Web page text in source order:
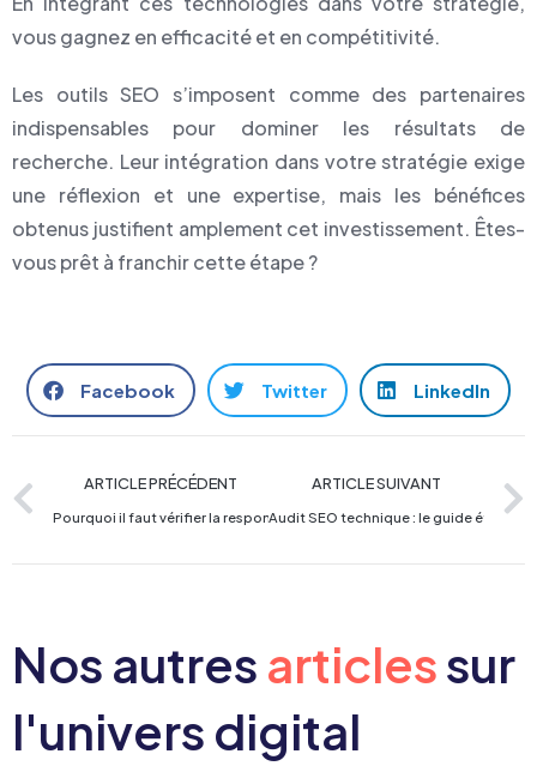
vous gagnez en efficacité et en compétitivité.
Les outils SEO s’imposent comme des partenaires
indispensables pour dominer les résultats de
recherche. Leur intégration dans votre stratégie exige
une réflexion et une expertise, mais les bénéfices
obtenus justifient amplement cet investissement. Êtes-
vous prêt à franchir cette étape ?
Facebook Twitter LinkedIn
ARTICLE PRÉCÉDENT
Pourquoi il faut vérifier la responsabilité civile professionnelle de son
ARTICLE SUIVANT
Audit SEO technique : le guide étape
Nos autresarticlessur
l'univers digital